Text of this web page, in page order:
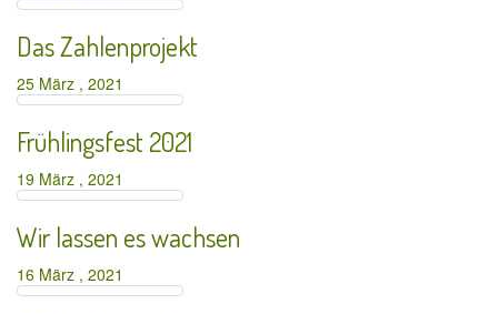
Das Zahlenprojekt
25 März , 2021
Frühlingsfest 2021
19 März , 2021
Wir lassen es wachsen
16 März , 2021